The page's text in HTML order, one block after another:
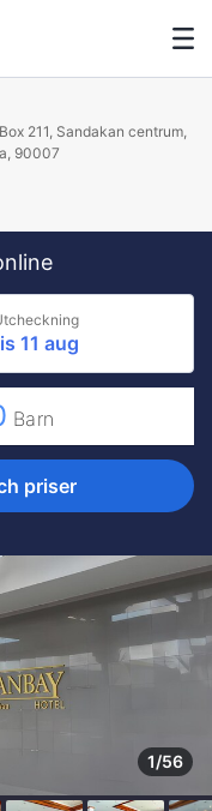
211, Sandakan centrum,
90007
11 aug
Barn
priser
1/56